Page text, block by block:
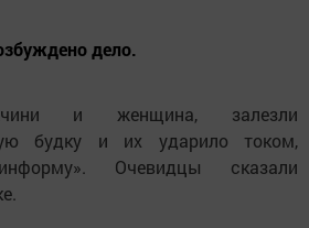
дело.
и женщина, залезли
будку и их ударило током,
информу». Очевидцы сказали